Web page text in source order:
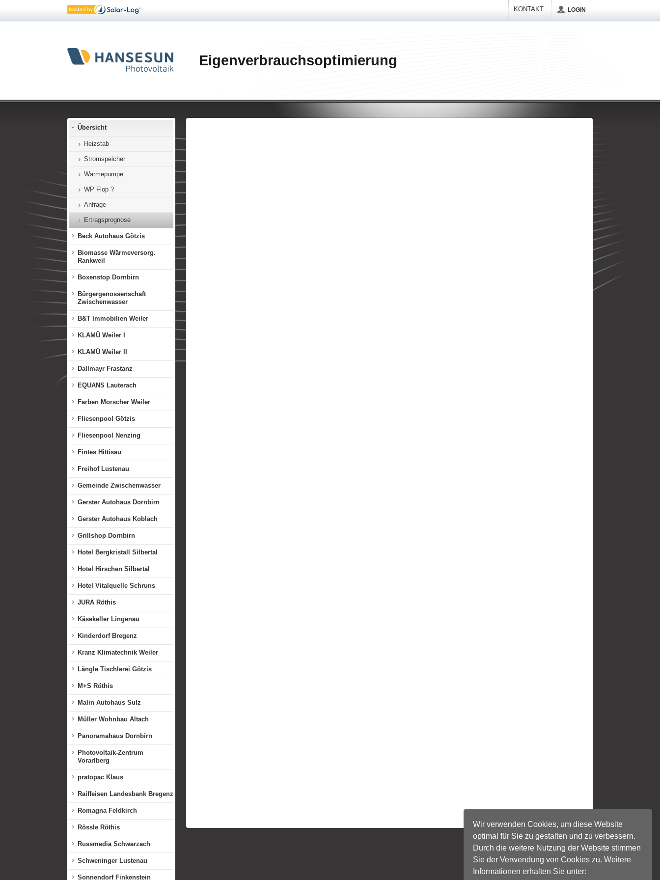
Wir verwenden Cookies, um diese Website
optimal für Sie zu gestalten und zu verbessern.
Durch die weitere Nutzung der Website stimmen
Sie der Verwendung von Cookies zu. Weitere
Informationen erhalten Sie unter:
KONTAKT LOGIN
Eigenverbrauchsoptimierung
Übersicht
Heizstab
Stromspeicher
Wärmepumpe
WP Flop ?
Anfrage
Ertragsprognose
Beck Autohaus Götzis
Biomasse Wärmeversorg.
Rankweil
Boxenstop Dornbirn
Bürgergenossenschaft
Zwischenwasser
B&T Immobilien Weiler
KLAMÜ Weiler I
KLAMÜ Weiler II
Dallmayr Frastanz
EQUANS Lauterach
Farben Morscher Weiler
Fliesenpool Götzis
Fliesenpool Nenzing
Fintes Hittisau
Freihof Lustenau
Gemeinde Zwischenwasser
Gerster Autohaus Dornbirn
Gerster Autohaus Koblach
Grillshop Dornbirn
Hotel Bergkristall Silbertal
Hotel Hirschen Silbertal
Hotel Vitalquelle Schruns
JURA Röthis
Käsekeller Lingenau
Kinderdorf Bregenz
Kranz Klimatechnik Weiler
Längle Tischlerei Götzis
M+S Röthis
Malin Autohaus Sulz
Müller Wohnbau Altach
Panoramahaus Dornbirn
Photovoltaik-Zentrum
Vorarlberg
pratopac Klaus
Raiffeisen Landesbank Bregenz
Romagna Feldkirch
Rössle Röthis
Russmedia Schwarzach
Schweninger Lustenau
Sonnendorf Finkenstein